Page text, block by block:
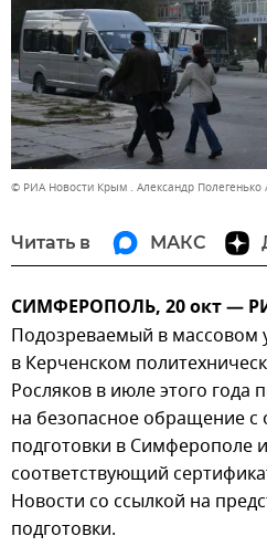
© РИА Новости Крым . Александр Полегенько
Читать в МАКС
СИМФЕРОПОЛЬ, 20 окт —
Подозреваемый в массовом
в Керченском
Росляков в июле этого года
на безопасное обращение
подготовки в Симферополе
соответствующий
Новости со ссылкой на
подготовки.